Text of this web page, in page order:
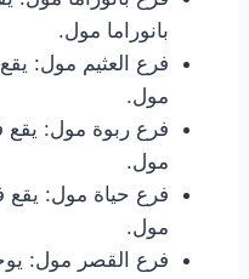
بانوراما مول.
فرع العثيم مول:
مول.
فرع ربوة مول: يقع
مول.
فرع حياة مول: يقع
مول.
فرع القصر مول: